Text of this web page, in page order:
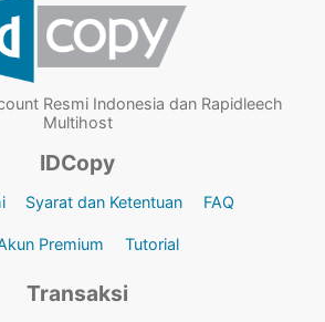
Resmi Indonesia dan Rapidleech
Multihost
IDCopy
Syarat dan Ketentuan FAQ
Premium Tutorial
Transaksi